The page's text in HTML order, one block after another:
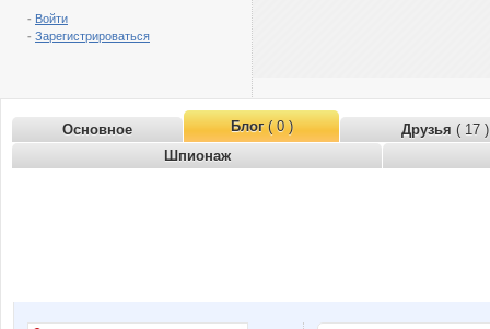
- Войти
- Зарегистрироваться
Основное Блог( 0 ) Друзья ( 17 )
Шпионаж